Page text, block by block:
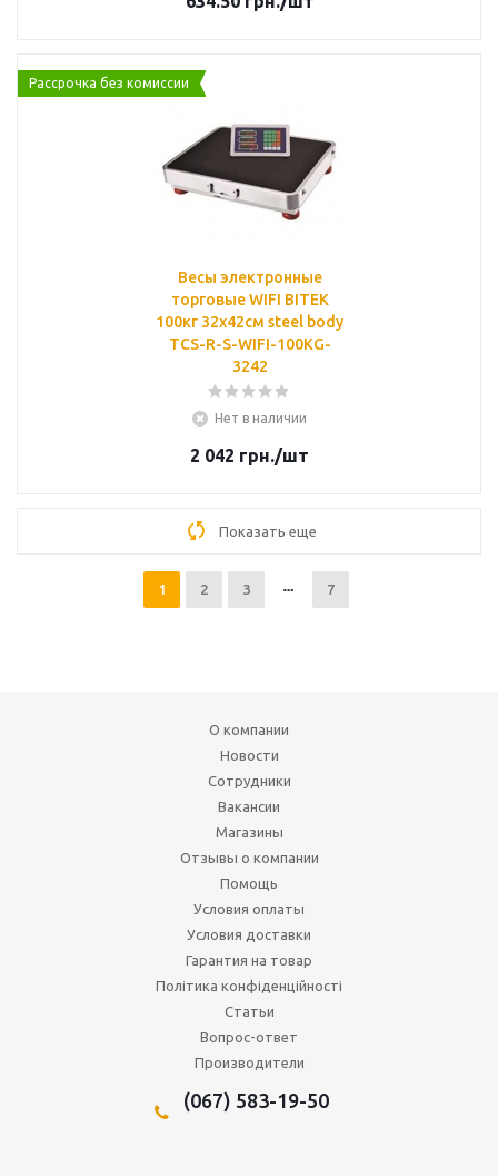
Рассрочка без комиссии
Весы электронные
торговые WIFI BITEK
100кг 32х42см steel body
TCS-R-S-WIFI-100KG-
3242
Нет в наличии
2 042 грн./шт
Показать еще
1 2 3 7
О компании
Новости
Сотрудники
Вакансии
Магазины
Отзывы о компании
Помощь
Условия оплаты
Условия доставки
Гарантия на товар
Політика конфіденційності
Статьи
Вопрос-ответ
Производители
(067) 583-19-50